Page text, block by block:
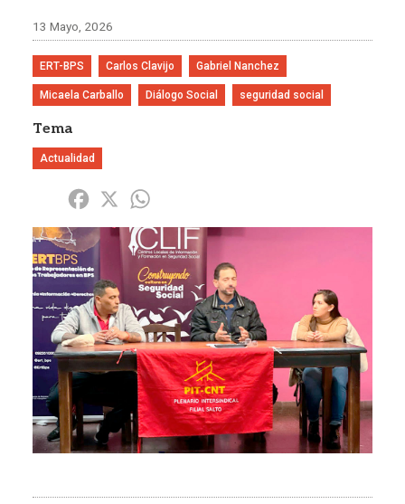
13 Mayo, 2026
ERT-BPS Carlos Clavijo Gabriel Nanchez
Micaela Carballo Diálogo Social seguridad social
Tema
Actualidad
Share Facebook
X
Imagen